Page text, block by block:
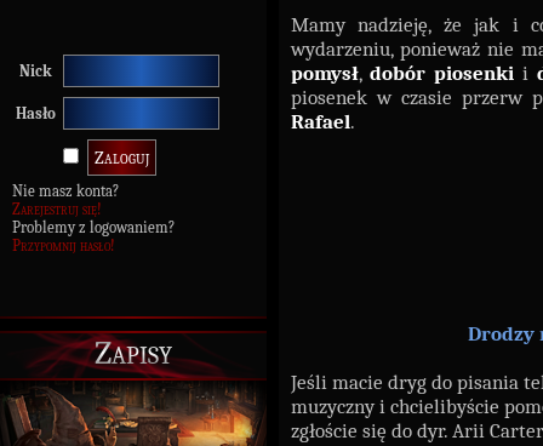
Nick
Hasło
Nie masz konta?
Zarejestruj się!
Problemy z logowaniem?
Przypomnij hasło!
Zapisy
Mamy nadzieję, że jak i
wydarzeniu, ponieważ nie
pomysł, dobór piosenki i
piosenek w czasie przerw
Rafael.
Drodzy
Jeśli macie dryg do pisania
muzyczny i chcielibyście
zgłoście się do dyr. Arii